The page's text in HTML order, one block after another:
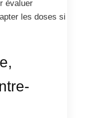
évaluer
les doses si